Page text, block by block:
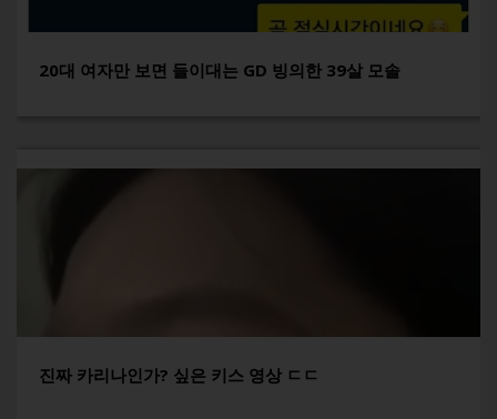
20대 여자만 보면 들이대는 GD 빙의한 39살 모솔
진짜 카리나인가? 싶은 키스 영상 ㄷㄷ